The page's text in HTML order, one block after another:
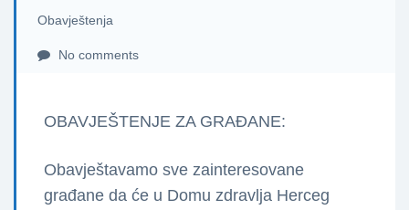
Obavještenja
No comments
OBAVJEŠTENJE ZA GRAĐANE:
Obavještavamo sve zainteresovane
građane da će u Domu zdravlja Herceg